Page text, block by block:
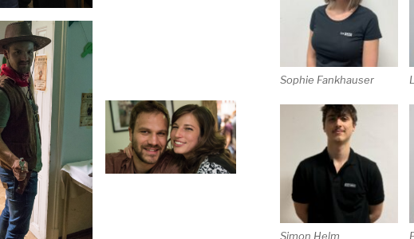
Sophie Fankhauser
Simon Helm